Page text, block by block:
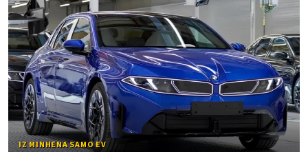
IZ MINHENA SAMO EV